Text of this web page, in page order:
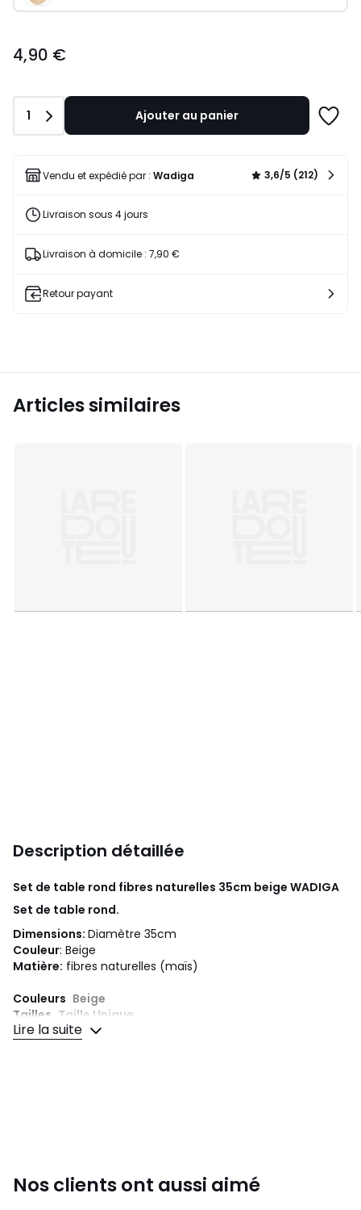
€.
4,90 €
Quantité
1 Ajouter au panier
liste
Vendu et expédié par : Wadiga 3,6/5 (212)
Livraison sous 4 jours
Livraison à domicile : 7,90 €
Retour payant
Articles similaires
Description détaillée
Set de table rond fibres naturelles 35cm beige WADIGA
Set de table rond.
Dimensions: Diamètre 35cm
Couleur: Beige
Matière: fibres naturelles (maïs)
Couleurs Beige
Tailles Taille Unique
Lire la suite
Nos clients ont aussi aimé